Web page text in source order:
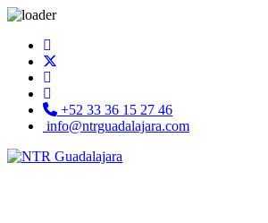
+52 33 36 15 27 46
info@ntrguadalajara.com